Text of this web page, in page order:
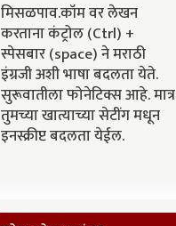
मिसळपाव.कॉम वर लेखन
करताना कंट्रोल (Ctrl) +
स्पेसबार (space) ने मराठी
इंग्रजी अशी भाषा बदलता येते.
सुरूवातीला फोनेटिक्स आहे. मात्र
तुमच्या खात्याच्या सेटींग मधून
इनस्क्रीप्ट बदलता येईल.